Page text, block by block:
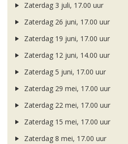
Zaterdag 3 juli, 17.00 uur
Zaterdag 26 juni, 17.00 uur
Zaterdag 19 juni, 17.00 uur
Zaterdag 12 juni, 14.00 uur
Zaterdag 5 juni, 17.00 uur
Zaterdag 29 mei, 17.00 uur
Zaterdag 22 mei, 17.00 uur
Zaterdag 15 mei, 17.00 uur
Zaterdag 8 mei, 17.00 uur